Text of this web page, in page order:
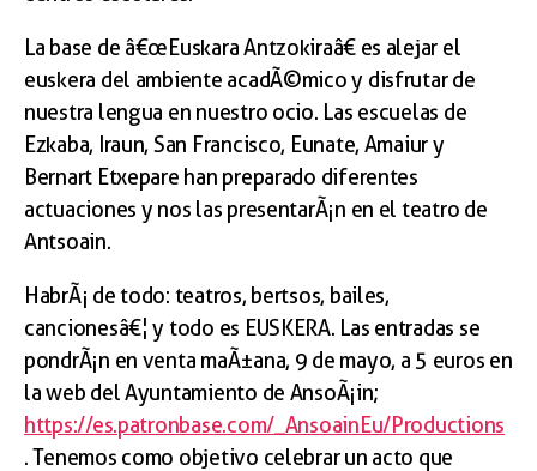
La base de â€œEuskara Antzokiraâ€ es alejar el
euskera del ambiente acadÃ©mico y disfrutar de
nuestra lengua en nuestro ocio. Las escuelas de
Ezkaba, Iraun, San Francisco, Eunate, Amaiur y
Bernart Etxepare han preparado diferentes
actuaciones y nos las presentarÃ¡n en el teatro de
Antsoain.
HabrÃ¡ de todo: teatros, bertsos, bailes,
cancionesâ€¦ y todo es EUSKERA. Las entradas se
pondrÃ¡n en venta maÃ±ana, 9 de mayo, a 5 euros en
la web del Ayuntamiento de AnsoÃ¡in;
https://es.patronbase.com/_AnsoainEu/Productions
. Tenemos como objetivo celebrar un acto que